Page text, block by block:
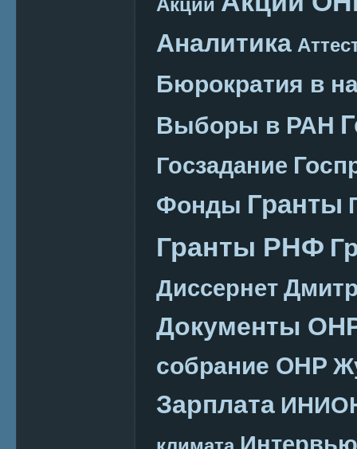
Аналитика
Бюрократия в
Выборы в РАН
Госзадание
Фонды Гранты
Гранты РНФ
Диссернет
Документы
собрание ОНР
Зарплата
Интервью